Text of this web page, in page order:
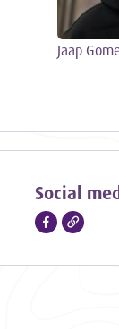
Jaap
Social